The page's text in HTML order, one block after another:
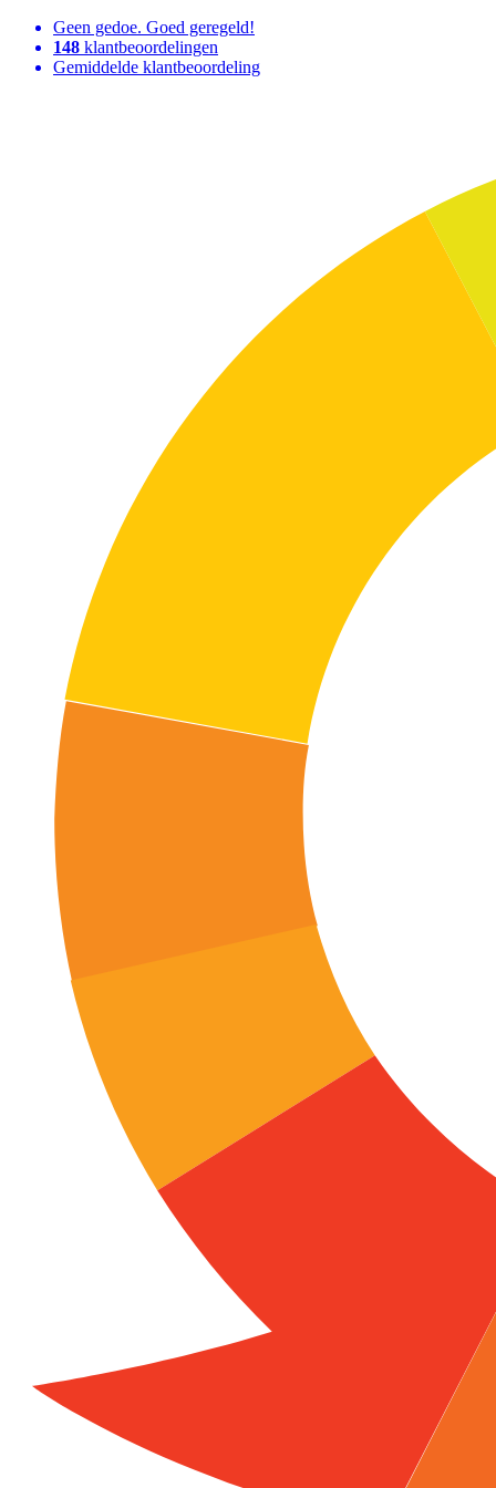
Geen gedoe. Goed geregeld!
148 klantbeoordelingen
Gemiddelde klantbeoordeling